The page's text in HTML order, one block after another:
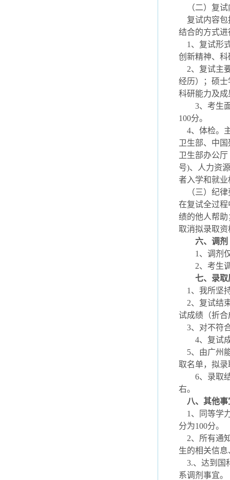
（二）复试
复试内容包
结合的方式进
1、复试形
创新精神、
2、复试主
经历）；硕
科研能力及
3、考生面
100分。
4、体检。
卫生部、中
卫生部办公
号)、人力资
者入学和就业
（三）纪律
在复试全过
绩的他人帮
取消拟录取资
六、调剂
1、调剂仅
2、考生调
七、录取
1、我所坚
2、复试结
试成绩（折合
3、对不符
4、复试成
5、由广州
取名单，拟
6、录取结
右。
八、其他事
1、同等学
分为100分。
2、所有通
生的相关信
3.、达到国
系调剂事宜。